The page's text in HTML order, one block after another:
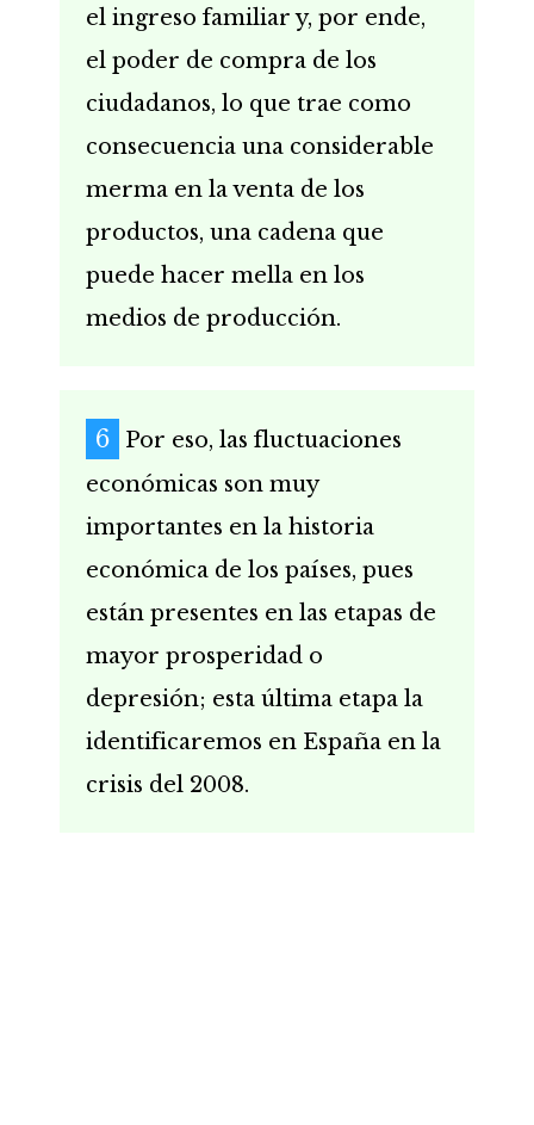
el ingreso familiar y, por ende,
el poder de compra de los
ciudadanos, lo que trae como
consecuencia una considerable
merma en la venta de los
productos, una cadena que
puede hacer mella en los
medios de producción.
Por eso, las fluctuaciones
económicas son muy
importantes en la historia
económica de los países, pues
están presentes en las etapas de
mayor prosperidad o
depresión; esta última etapa la
identificaremos en España en la
crisis del 2008.